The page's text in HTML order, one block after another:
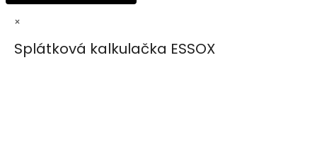
×
Splátková kalkulačka ESSOX